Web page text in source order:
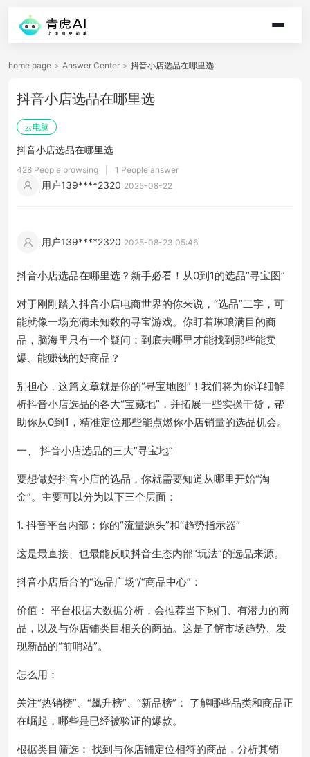
home page > Answer Center > 抖音小店选品在哪里选
抖音小店选品在哪里选
云电脑
抖音小店选品在哪里选
428 People browsing 1 People answer
用户139****2320 2025-08-22
用户139****2320 2025-08-23 05:46
抖音小店选品在哪里选？新手必看！从0到1的选品“寻宝图”
对于刚刚踏入抖音小店电商世界的你来说，“选品”二字，可
能就像一场充满未知数的寻宝游戏。你盯着琳琅满目的商
品，脑海里只有一个疑问：到底去哪里才能找到那些能卖
爆、能赚钱的好商品？
别担心，这篇文章就是你的“寻宝地图”！我们将为你详细解
析抖音小店选品的各大“宝藏地”，并拓展一些实操干货，帮
助你从0到1，精准定位那些能点燃你小店销量的选品机会。
一、 抖音小店选品的三大“寻宝地”
要想做好抖音小店的选品，你就需要知道从哪里开始“淘
金”。主要可以分为以下三个层面：
1. 抖音平台内部：你的“流量源头”和“趋势指示器”
这是最直接、也最能反映抖音生态内部“玩法”的选品来源。
抖音小店后台的“选品广场”/“商品中心”：
价值： 平台根据大数据分析，会推荐当下热门、有潜力的商
品，以及与你店铺类目相关的商品。这是了解市场趋势、发
现新品的“前哨站”。
怎么用：
关注“热销榜”、“飙升榜”、“新品榜”： 了解哪些品类和商品正
在崛起，哪些是已经被验证的爆款。
根据类目筛选： 找到与你店铺定位相符的商品，分析其销